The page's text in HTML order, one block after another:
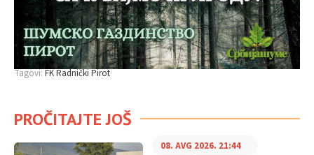
Tagovi:FK Radnički Pirot
PROČITAJTE JOŠ
08. AVG 2026. 21:44